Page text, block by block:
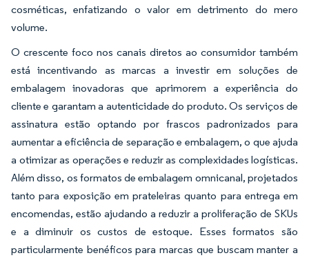
cosméticas, enfatizando o valor em detrimento do mero
volume.
O crescente foco nos canais diretos ao consumidor também
está incentivando as marcas a investir em soluções de
embalagem inovadoras que aprimorem a experiência do
cliente e garantam a autenticidade do produto. Os serviços de
assinatura estão optando por frascos padronizados para
aumentar a eficiência de separação e embalagem, o que ajuda
a otimizar as operações e reduzir as complexidades logísticas.
Além disso, os formatos de embalagem omnicanal, projetados
tanto para exposição em prateleiras quanto para entrega em
encomendas, estão ajudando a reduzir a proliferação de SKUs
e a diminuir os custos de estoque. Esses formatos são
particularmente benéficos para marcas que buscam manter a